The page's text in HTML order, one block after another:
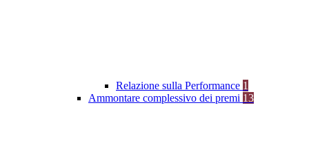
Relazione sulla Performance 1
Ammontare complessivo dei premi 13